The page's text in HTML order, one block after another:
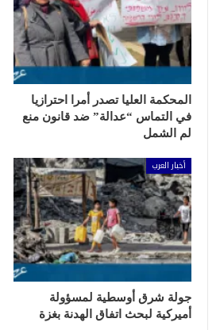
المحكمة العليا تصدر أمرا احترازيا
في التماس “عدالة” ضد قانون منع
لم الشمل
أخبار العرب
جولة شرق أوسطية لمسؤولة
أميركية لبحث اتفاق الهدنة بغزة